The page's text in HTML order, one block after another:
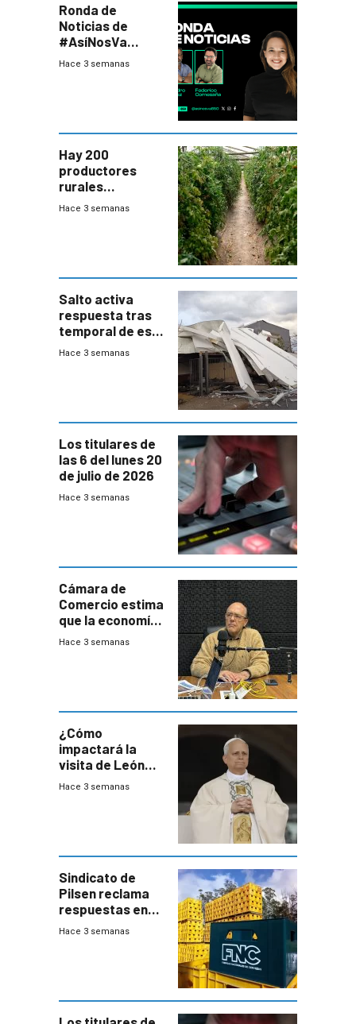
Ronda de
Noticias de
#AsíNosVa
(20/7/26)
Hace 3 semanas
Hay 200
productores
rurales
afectados tras
Hace 3 semanas
Salto activa
respuesta tras
temporal de este
sábado con
Hace 3 semanas
Los titulares de
las 6 del lunes 20
de julio de 2026
Hace 3 semanas
Cámara de
Comercio estima
que la economía
crecerá 1,6%
Hace 3 semanas
¿Cómo
impactará la
visita de León
XIV a Uruguay?
Hace 3 semanas
Sindicato de
Pilsen reclama
respuestas en
medio de
Hace 3 semanas